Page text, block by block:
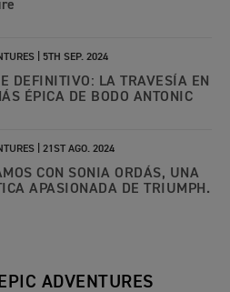
| 5TH SEP. 2024
DEFINITIVO: LA TRAVESÍA EN
ÉPICA DE BODO ANTONIC
| 21ST AGO. 2024
CON SONIA ORDÁS, UNA
APASIONADA DE TRIUMPH.
ADVENTURES